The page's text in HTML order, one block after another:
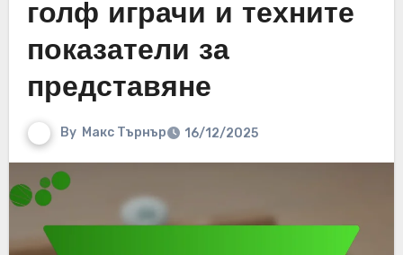
голф играчи и техните
показатели за
представяне
By Макс Търнър 16/12/2025